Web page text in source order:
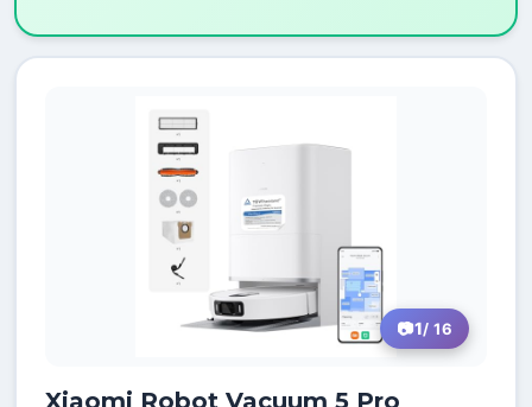
1/ 16
Xiaomi Robot Vacuum 5 Pro